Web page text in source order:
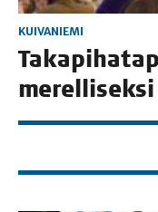
KUIVANIEMI